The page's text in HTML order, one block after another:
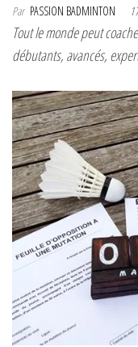
Par PASSION BADMINTON
Tout le monde peut
débutants, avancés,